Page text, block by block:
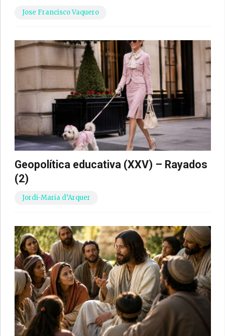
Jose Francisco Vaquero
Geopolítica educativa (XXV) – Rayados
(2)
Jordi-Maria d’Arquer